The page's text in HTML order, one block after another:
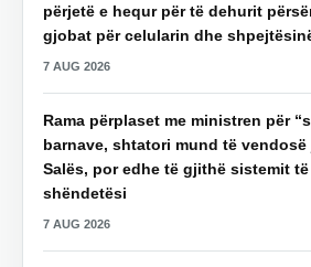
përjetë e hequr për të dehurit
gjobat për celularin dhe
7 AUG 2026
Rama përplaset me ministren për
barnave, shtatori mund të
Salës, por edhe të gjithë sistemit
shëndetësi
7 AUG 2026